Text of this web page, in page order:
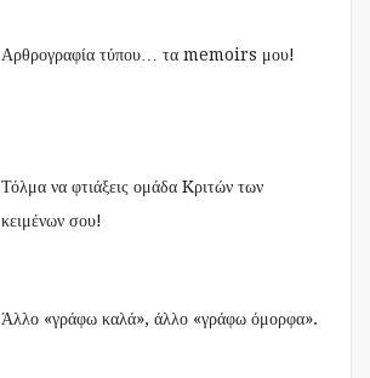
Αρθρογραφία τύπου… τα memoirs μου!
Τόλμα να φτιάξεις ομάδα Kριτών των
κειμένων σου!
Άλλο «γράφω καλά», άλλο «γράφω όμορφα».